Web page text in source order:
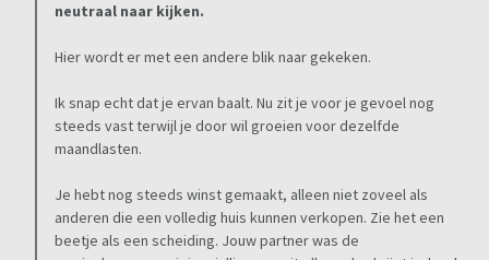
neutraal naar kijken.
Hier wordt er met een andere blik naar gekeken.
Ik snap echt dat je ervan baalt. Nu zit je voor je gevoel nog
steeds vast terwijl je door wil groeien voor dezelfde
maandlasten.
Je hebt nog steeds winst gemaakt, alleen niet zoveel als
anderen die een volledig huis kunnen verkopen. Zie het een
beetje als een scheiding. Jouw partner was de